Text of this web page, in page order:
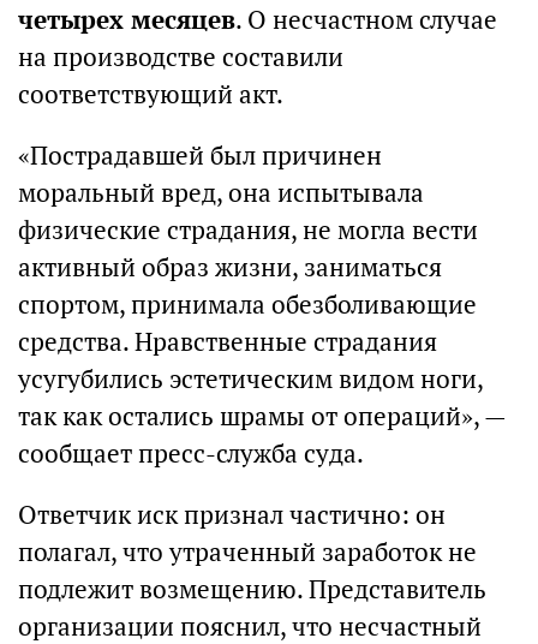
четырех месяцев. О несчастном случае
на производстве составили
соответствующий акт.
«Пострадавшей был причинен
моральный вред, она испытывала
физические страдания, не могла вести
активный образ жизни, заниматься
спортом, принимала обезболивающие
средства. Нравственные страдания
усугубились эстетическим видом ноги,
так как остались шрамы от операций», —
сообщает пресс-служба суда.
Ответчик иск признал частично: он
полагал, что утраченный заработок не
подлежит возмещению. Представитель
организации пояснил, что несчастный